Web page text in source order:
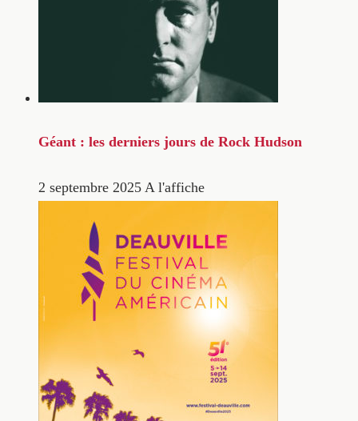
Géant : les derniers jours de Rock Hudson
2 septembre 2025 A l'affiche